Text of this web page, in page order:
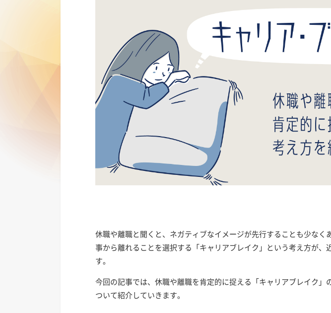
休職や離職と聞くと、ネガティブなイメージが先行することも少なく
事から離れることを選択する「キャリアブレイク」という考え方が、
す。
今回の記事では、休職や離職を肯定的に捉える「キャリアブレイク」
ついて紹介していきます。